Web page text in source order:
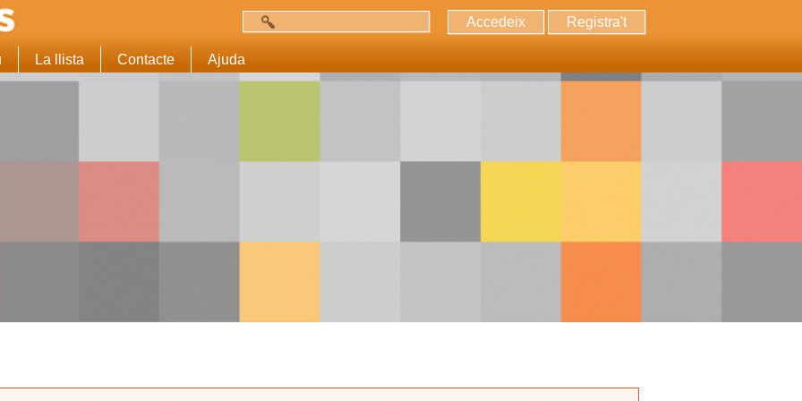
Accedeix Registra't
La llista Contacte Ajuda